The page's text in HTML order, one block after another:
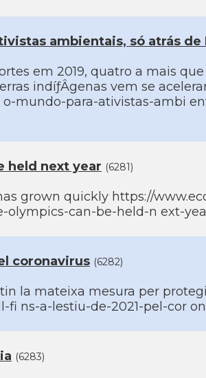
ambientais, só atrás de
em 2019, quatro a mais
indíƒÂ­genas vem se
mundo-para-ativistas-ambi
held next year (6281)
grown quickly https://
can-be-held-n ext-
coronavirus (6282)
la mateixa mesura per
ns-a-lestiu-de-2021-pel-cor
(6283)